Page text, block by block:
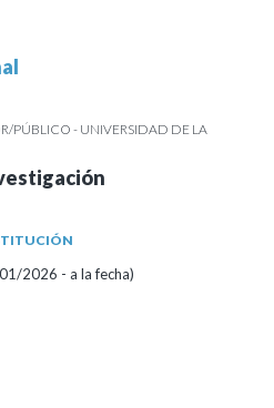
PÚBLICO - UNIVERSIDAD DE LA
2026 - a la fecha)